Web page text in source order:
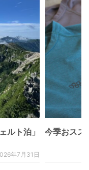
ルト泊」
年7月31日
今季おスス